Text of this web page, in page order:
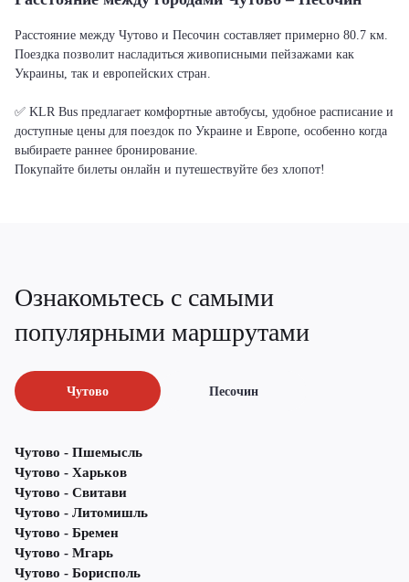
Расстояние между Чутово и Песочин составляет примерно 80.7 км.
Поездка позволит насладиться живописными пейзажами как
Украины, так и европейских стран.
✅ KLR Bus предлагает комфортные автобусы, удобное расписание и
доступные цены для поездок по Украине и Европе, особенно когда
выбираете раннее бронирование.
Покупайте билеты онлайн и путешествуйте без хлопот!
Ознакомьтесь с самыми
популярными маршрутами
Чутово Песочин
Чутово - Пшемысль
Чутово - Харьков
Чутово - Свитави
Чутово - Литомишль
Чутово - Бремен
Чутово - Мгарь
Чутово - Борисполь